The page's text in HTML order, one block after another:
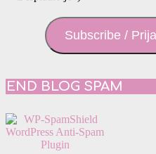
Subscribe /
END BLOG SPAM